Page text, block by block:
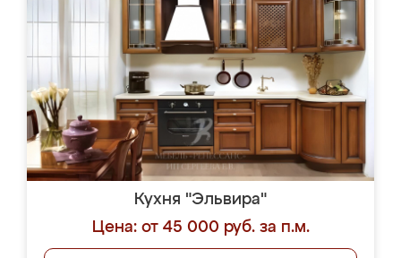
Кухня "Эльвира"
Цена: от 45 000 руб. за п.м.